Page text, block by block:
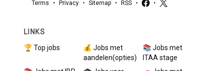
Terms • Privacy • Sitemap • RSS • •
LINKS
🏆 Top jobs
💰 Jobs met
aandelen(opties)
📚 Jobs met
ITAA stage